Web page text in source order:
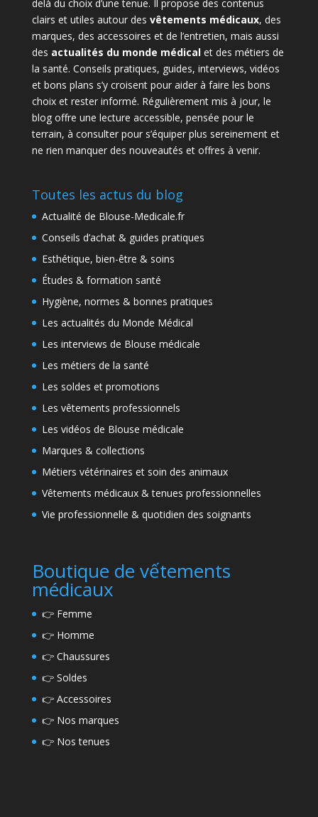
delà du choix d’une tenue. Il propose des contenus
clairs et utiles autour des vêtements médicaux, des
marques, des accessoires et de l’entretien, mais aussi
des actualités du monde médicalet des métiers de
la santé. Conseils pratiques, guides, interviews, vidéos
et bons plans s’y croisent pour aider à faire les bons
choix et rester informé. Régulièrement mis à jour, le
blog offre une lecture accessible, pensée pour le
terrain, à consulter pour s’équiper plus sereinement et
ne rien manquer des nouveautés et offres à venir.
Toutes les actus du blog
Actualité de Blouse-Medicale.fr
Conseils d’achat & guides pratiques
Esthétique, bien-être & soins
Études & formation santé
Hygiène, normes & bonnes pratiques
Les actualités du Monde Médical
Les interviews de Blouse médicale
Les métiers de la santé
Les soldes et promotions
Les vêtements professionnels
Les vidéos de Blouse médicale
Marques & collections
Métiers vétérinaires et soin des animaux
Vêtements médicaux & tenues professionnelles
Vie professionnelle & quotidien des soignants
Boutique de vếtements
médicaux
👉 Femme
👉 Homme
👉 Chaussures
👉 Soldes
👉 Accessoires
👉 Nos marques
👉 Nos tenues